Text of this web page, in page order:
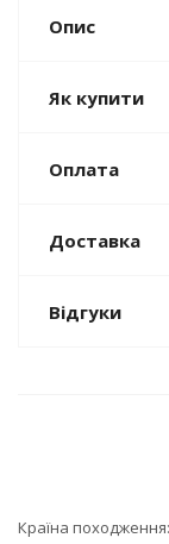
Опис
Як купити
Оплата
Доставка
Відгуки
Країна походження